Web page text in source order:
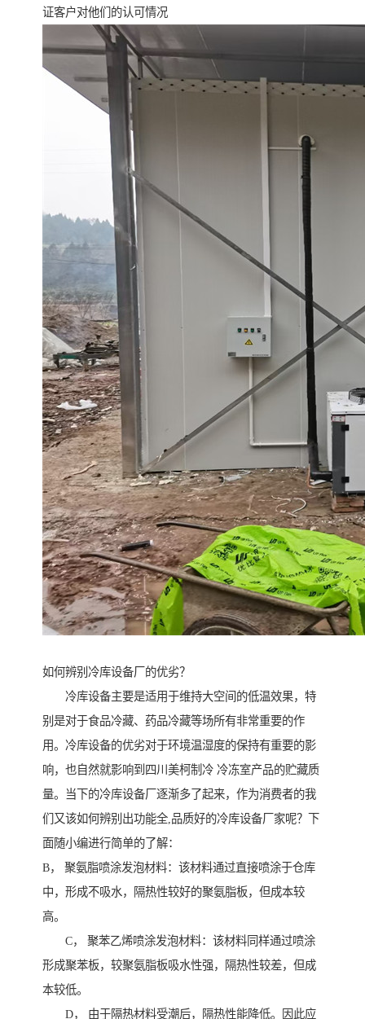
证客户对他们的认可情况
如何辨别冷库设备厂的优劣？
冷库设备主要是适用于维持大空间的低温效果，特
别是对于食品冷藏、药品冷藏等场所有非常重要的作
用。冷库设备的优劣对于环境温湿度的保持有重要的影
响，也自然就影响到四川美柯制冷 冷冻室产品的贮藏质
量。当下的冷库设备厂逐渐多了起来，作为消费者的我
们又该如何辨别出功能全,品质好的冷库设备厂家呢？下
面随小编进行简单的了解：
B， 聚氨脂喷涂发泡材料：该材料通过直接喷涂于仓库
中，形成不吸水，隔热性较好的聚氨脂板，但成本较
高。
C， 聚苯乙烯喷涂发泡材料：该材料同样通过喷涂
形成聚苯板，较聚氨脂板吸水性强，隔热性较差，但成
本较低。
D， 由于隔热材料受潮后，隔热性能降低。因此应